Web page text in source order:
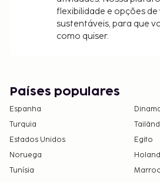
flexibilidade e opções de
sustentáveis, para que
como quiser.
Países populares
Espanha
Turquia
Estados Unidos
Egito
Noruega
Tunísia